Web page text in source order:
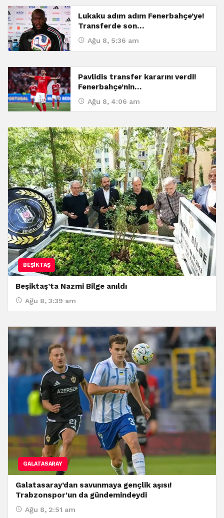
Lukaku adım adım Fenerbahçe’ye!
Transferde son…
Ağu 8, 5:36 am
Pavlidis transfer kararını verdi!
Fenerbahçe’nin…
Ağu 8, 4:06 am
BEŞIKTAŞ
Beşiktaş’ta Nazmi Bilge anıldı
Ağu 8, 3:39 am
GALATASARAY
Galatasaray’dan savunmaya gençlik aşısı!
Trabzonspor’un da gündemindeydi
Ağu 8, 2:51 am